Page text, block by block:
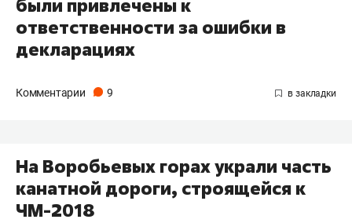
были привлечены к
ответственности за ошибки в
декларациях
Комментарии 9
На Воробьевых горах украли часть
канатной дороги, строящейся к
ЧМ-2018